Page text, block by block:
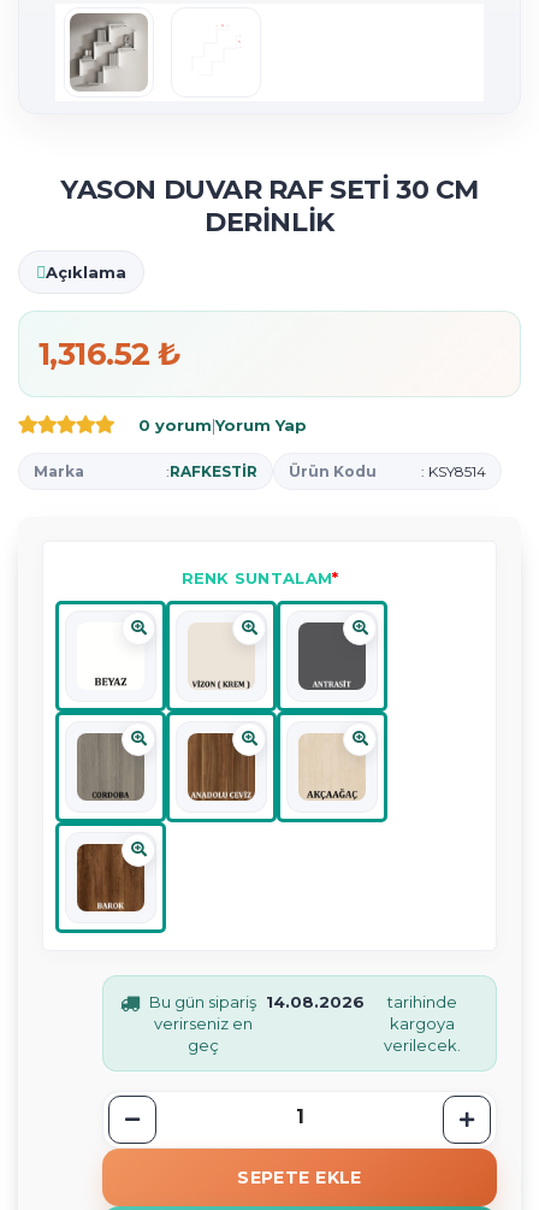
YASON DUVAR RAF SETİ 30 CM
DERİNLİK
Açıklama
1,316.52 ₺
0 yorum|Yorum Yap
Marka :RAFKESTİR Ürün Kodu : KSY8514
RENK SUNTALAM
Bu gün sipariş
verirseniz en
geç
14.08.2026
tarihinde
kargoya
verilecek.
SEPETE EKLE